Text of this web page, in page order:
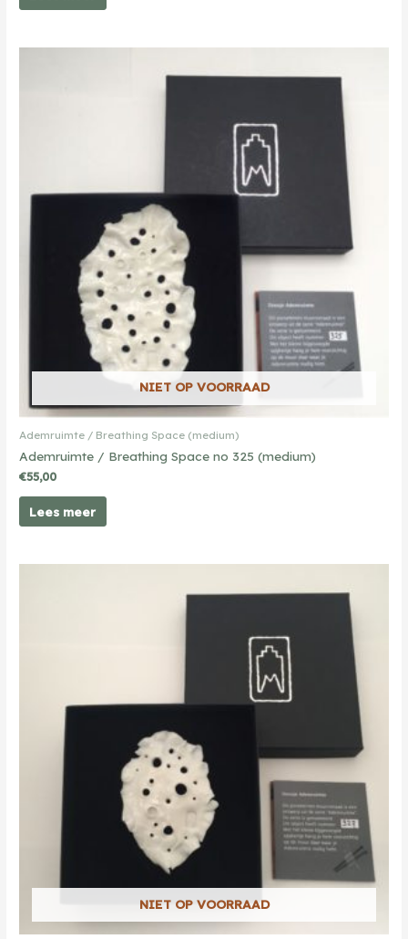
NIET OP VOORRAAD
Ademruimte / Breathing Space (medium)
Ademruimte / Breathing Space no 325 (medium)
€55,00
Lees meer
NIET OP VOORRAAD